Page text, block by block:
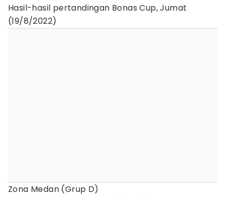
Hasil-hasil pertandingan Bonas Cup, Jumat
(19/8/2022)
Zona Medan (Grup D)